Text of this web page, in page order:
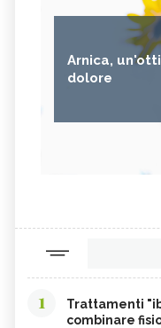
Arnica,
dolore
1
Trattamenti
combinare